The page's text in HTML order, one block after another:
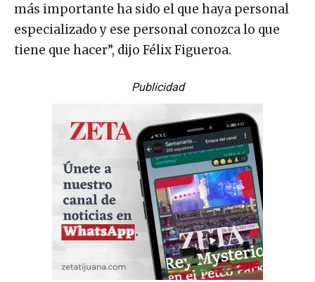
más importante ha sido el que haya personal
especializado y ese personal conozca lo que
tiene que hacer”, dijo Félix Figueroa.
Publicidad